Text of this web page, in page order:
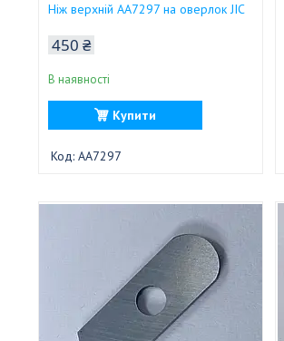
Ніж верхній AA7297 на оверлок JIC
450 ₴
В наявності
Купити
AA7297